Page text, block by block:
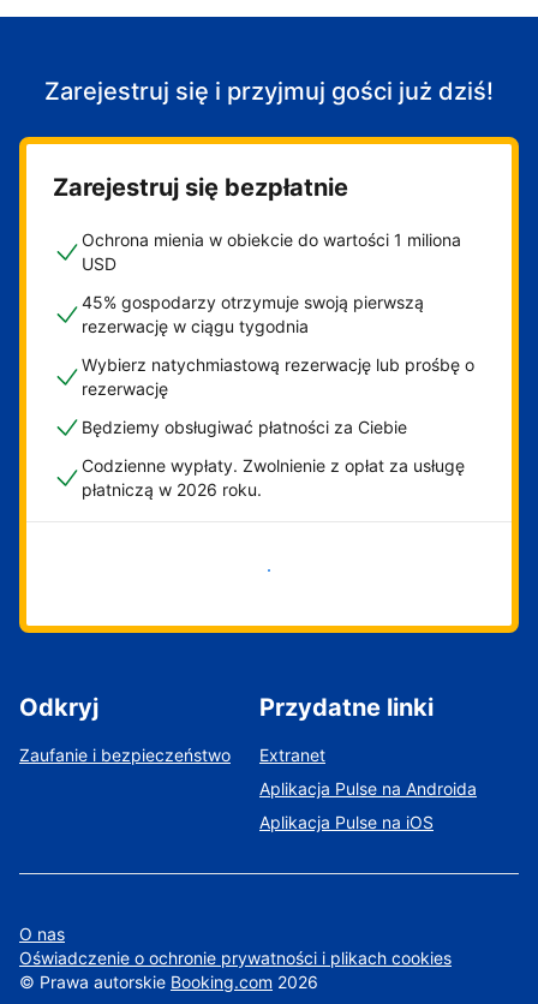
Zarejestruj się i przyjmuj gości już dziś!
Zarejestruj się bezpłatnie
Ochrona mienia w obiekcie do wartości 1 miliona
USD
45% gospodarzy otrzymuje swoją pierwszą
rezerwację w ciągu tygodnia
Wybierz natychmiastową rezerwację lub prośbę o
rezerwację
Będziemy obsługiwać płatności za Ciebie
Codzienne wypłaty. Zwolnienie z opłat za usługę
płatniczą w 2026 roku.
Zacznij już teraz
Odkryj
Zaufanie i bezpieczeństwo
Przydatne linki
Extranet
Aplikacja Pulse na Androida
Aplikacja Pulse na iOS
O nas
Oświadczenie o ochronie prywatności i plikach cookies
© Prawa autorskie Booking.com 2026